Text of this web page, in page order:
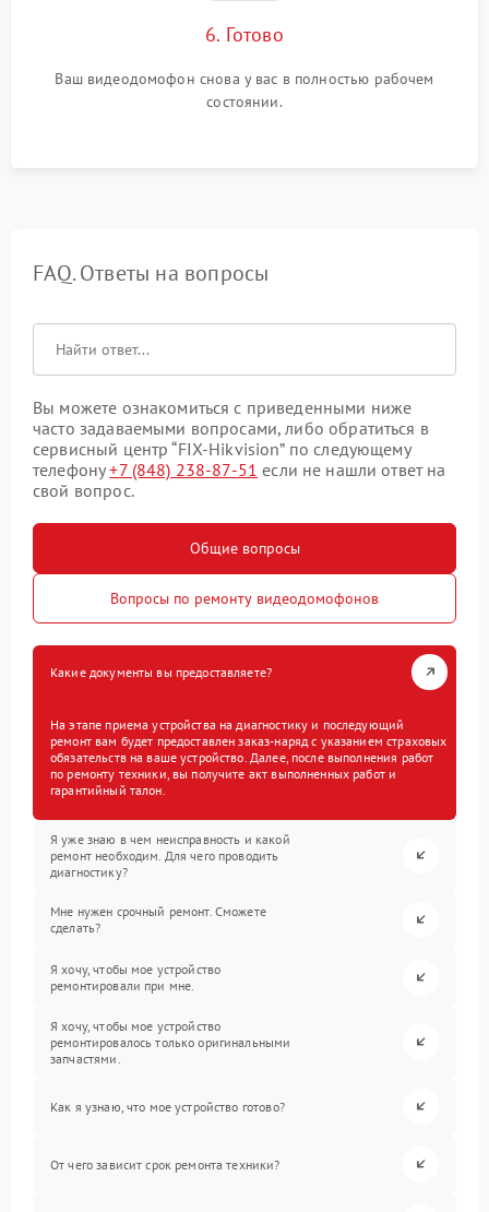
6. Готово
Ваш видеодомофон снова у вас в полностью рабочем
состоянии.
FAQ. Ответы на вопросы
Вы можете ознакомиться с приведенными ниже
часто задаваемыми вопросами, либо обратиться в
сервисный центр “FIX-Hikvision” по следующему
телефону+7 (848) 238-87-51 если не нашли ответ на
свой вопрос.
Общие вопросы
Вопросы по ремонту видеодомофонов
Какие документы вы предоставляете?
На этапе приема устройства на диагностику и последующий
ремонт вам будет предоставлен заказ-наряд с указанием страховых
обязательств на ваше устройство. Далее, после выполнения работ
по ремонту техники, вы получите акт выполненных работ и
гарантийный талон.
Я уже знаю в чем неисправность и какой
ремонт необходим. Для чего проводить
диагностику?
Мне нужен срочный ремонт. Сможете
сделать?
Я хочу, чтобы мое устройство
ремонтировали при мне.
Я хочу, чтобы мое устройство
ремонтировалось только оригинальными
запчастями.
Как я узнаю, что мое устройство готово?
От чего зависит срок ремонта техники?